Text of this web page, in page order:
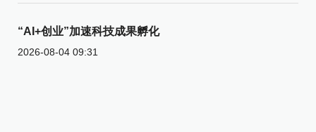
“AI+创业”加速科技成果孵化
2026-08-04 09:31